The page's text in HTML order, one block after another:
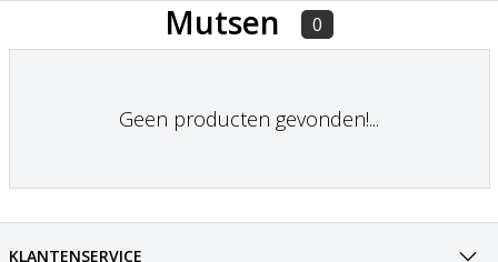
Mutsen 0
Geen producten gevonden!...
KLANTENSERVICE